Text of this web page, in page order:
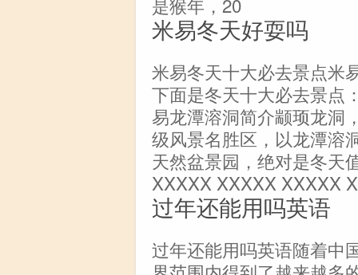
米易冬天好耍吗
米易冬天十大必去景点米
下面是冬天十大必去景
易龙潭溶洞简介颛顼龙洞
级风景名胜区，以龙潭溶
天然盆景园，绝对是冬天
XXXXX XXXXX XXXXX
过年还能用吗英语
过年还能用吗英语随着中